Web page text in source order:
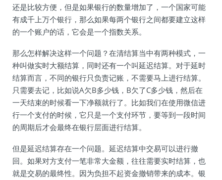
还是比较方便，但是如果银行的数量增加了，一个国家可能
有成千上万个银行，那么如果每两个银行之间都要建立这样
的一个账户的话，它会是一个指数关系。
那么怎样解决这样一个问题？在清结算当中有两种模式，一
种叫做实时大额结算，同时还有一个叫延迟结算。对于延时
结算而言，不同的银行只负责记账，不需要马上进行结算。
只需要去记，比如说A欠B多少钱，B欠了C多少钱，然后在
一天结束的时候看一下净额就行了。比如我们在使用微信进
行一个支付的时候，它只是一个支付环节，要等到一段时间
的周期后才会最终在银行层面进行结算。
但是延迟结算存在一个问题。延迟结算中交易可以进行撤
回。如果对方支付一笔非常大金额，往往需要实时结算，也
就是交易的最终性。因为负担不起资金撤销带来的成本。银